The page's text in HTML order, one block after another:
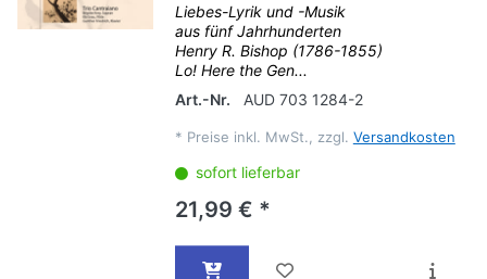
Liebes-Lyrik und -Musik
aus fünf Jahrhunderten
Henry R. Bishop (1786-1855)
Lo! Here the Gen...
Art.-Nr.
AUD 703 1284-2
* Preise inkl. MwSt., zzgl. Versandkosten
sofort lieferbar
21,99 € *